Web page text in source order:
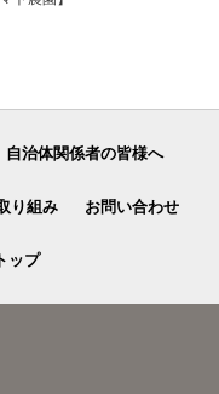
自治体関係者の皆様へ
り組み お問い合わせ
ップ